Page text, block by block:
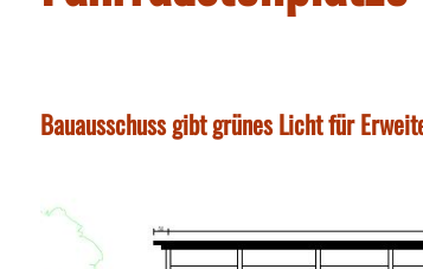
Bauausschuss gibt grünes Licht für